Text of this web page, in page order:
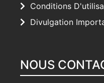
Conditions
Divulgation
NOUS